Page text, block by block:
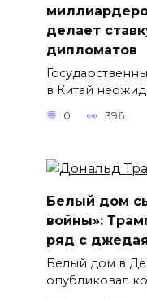
делает
дипломатов
в Китай
0 396
Белый дом
войны»:
ряд с
Белый дом в
опубликовал